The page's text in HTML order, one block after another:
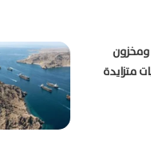
ومخزون
متزايدة